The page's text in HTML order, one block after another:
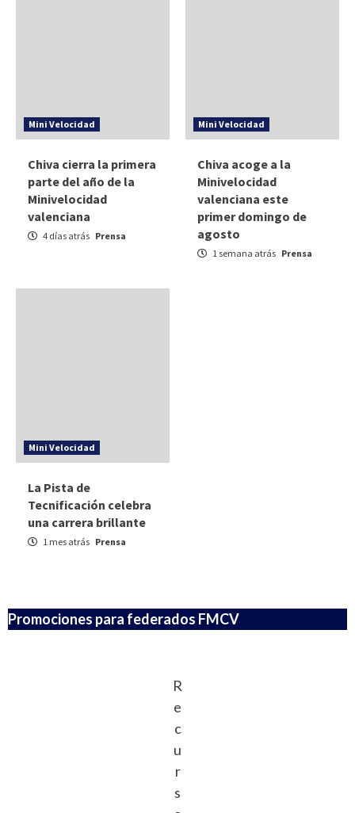
Mini Velocidad
Chiva cierra la primera
parte del año de la
Minivelocidad
valenciana
4 días atrás Prensa
Mini Velocidad
Chiva acoge a la
Minivelocidad
valenciana este
primer domingo de
agosto
1 semana atrás Prensa
Mini Velocidad
La Pista de
Tecnificación celebra
una carrera brillante
1 mes atrás Prensa
Promociones para federados FMCV
R
e
c
u
r
s